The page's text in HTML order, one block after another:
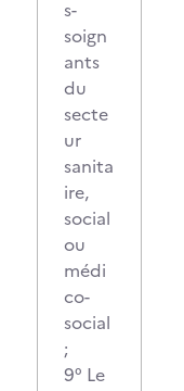
s-
soign
ants
du
secte
ur
sanita
ire,
social
ou
médi
co-
social
;
9° Le